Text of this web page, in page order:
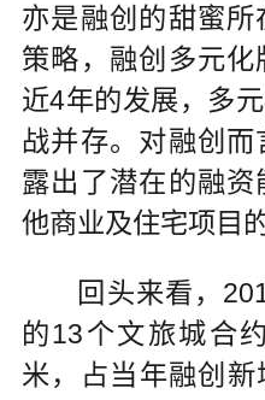
亦是融创的甜蜜
策略，融创多元
近4年的发展，多
战并存。对融创
露出了潜在的融
他商业及住宅项目
回头来看，
的13个文旅城合
米，占当年融创